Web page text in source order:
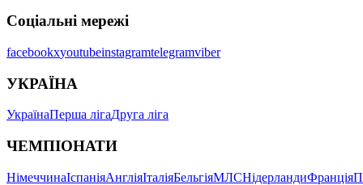
Соціальні мережі
facebookxyoutubeinstagramtelegramviber
УКРАЇНА
УкраїнаПерша лігаДруга ліга
ЧЕМПІОНАТИ
НімеччинаІспаніяАнгліяІталіяБельгіяМЛСНідерландиФранція